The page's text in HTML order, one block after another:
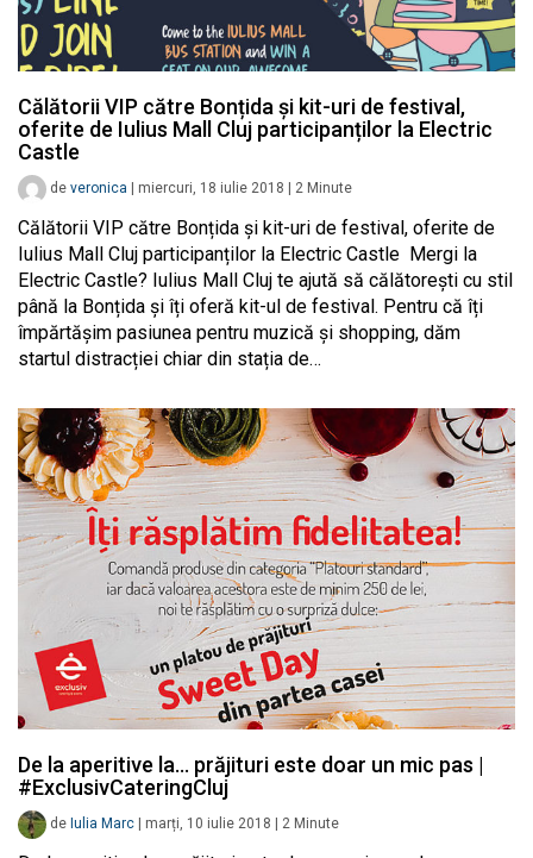
Călătorii VIP către Bonțida și kit-uri de festival,
oferite de Iulius Mall Cluj participanților la Electric
Castle
de veronica miercuri, 18 iulie 2018 2 Minute
Călătorii VIP către Bonțida și kit-uri de festival, oferite de
Iulius Mall Cluj participanților la Electric Castle Mergi la
Electric Castle? Iulius Mall Cluj te ajută să călătorești cu stil
până la Bonțida și îți oferă kit-ul de festival. Pentru că îți
împărtășim pasiunea pentru muzică și shopping, dăm
startul distracției chiar din stația de…
De la aperitive la… prăjituri este doar un mic pas |
#ExclusivCateringCluj
de Iulia Marc marți, 10 iulie 2018 2 Minute